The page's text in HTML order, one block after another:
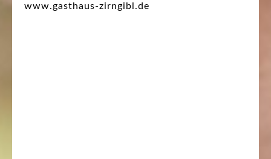
www.gasthaus-zirngibl.de